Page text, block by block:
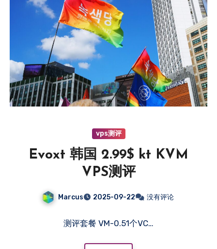
vps测评
Evoxt 韩国 2.99$ kt KVM
VPS测评
Marcus 2025-09-22 没有评论
测评套餐 VM-0.51个VC…